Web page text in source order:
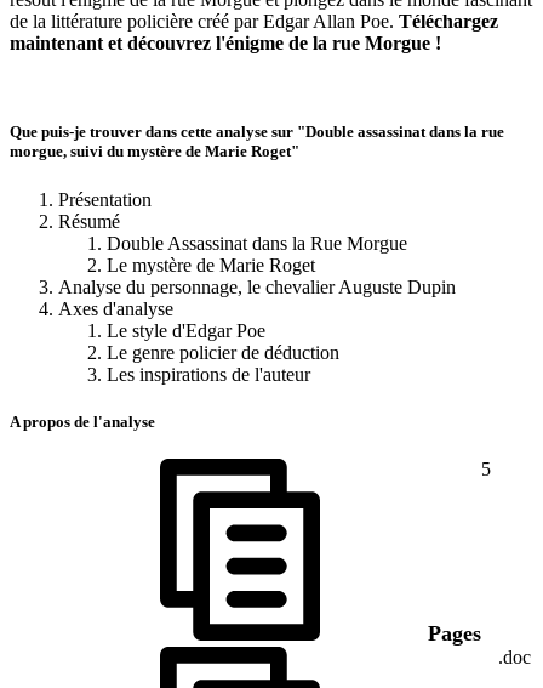
de la littérature policière créé par Edgar Allan Poe. Téléchargez
maintenant et découvrez l'énigme de la rue Morgue !
Que puis-je trouver dans cette analyse sur "Double assassinat dans la rue
morgue, suivi du mystère de Marie Roget"
Présentation
Résumé
Double Assassinat dans la Rue Morgue
Le mystère de Marie Roget
Analyse du personnage, le chevalier Auguste Dupin
Axes d'analyse
Le style d'Edgar Poe
Le genre policier de déduction
Les inspirations de l'auteur
A propos de l'analyse
Pages
5
.doc